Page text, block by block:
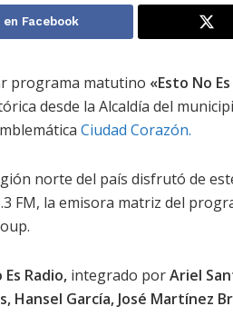
Facebook
programa matutino «Esto No
desde la Alcaldía del
Ciudad Corazón.
norte del país disfrutó de
FM, la emisora matriz del
Es Radio, integrado porAriel
Hansel García, José Martínez